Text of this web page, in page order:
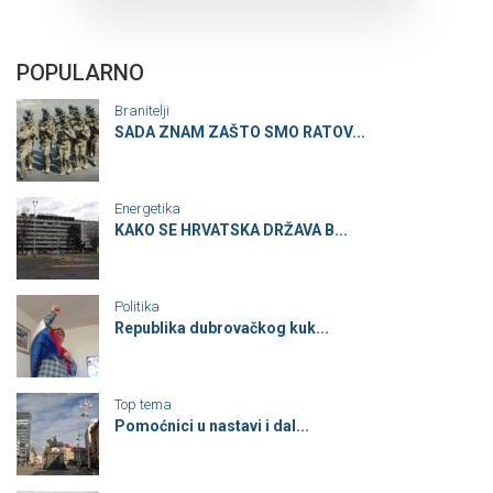
POPULARNO
Branitelji
SADA ZNAM ZAŠTO SMO RATOV...
Energetika
KAKO SE HRVATSKA DRŽAVA B...
Politika
Republika dubrovačkog kuk...
Top tema
Pomoćnici u nastavi i dal...